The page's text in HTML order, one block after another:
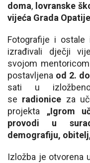
doma, lovranske
vijeća Grada Opatije
Fotografije i
izrađivali dječji
svojom mentoricom
postavljena od 2.
sati u
se radionice za
projekta „Igrom
provodi u
demografiju,
Izložba je otvorena